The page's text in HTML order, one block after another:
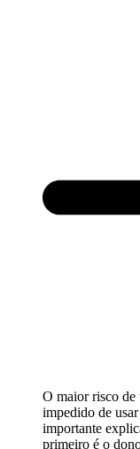
O maior risco de
impedido de
importante
primeiro é o